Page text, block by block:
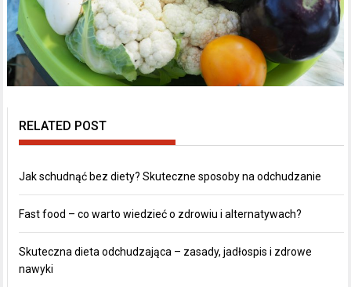
RELATED POST
Jak schudnąć bez diety? Skuteczne sposoby na odchudzanie
Fast food – co warto wiedzieć o zdrowiu i alternatywach?
Skuteczna dieta odchudzająca – zasady, jadłospis i zdrowe
nawyki